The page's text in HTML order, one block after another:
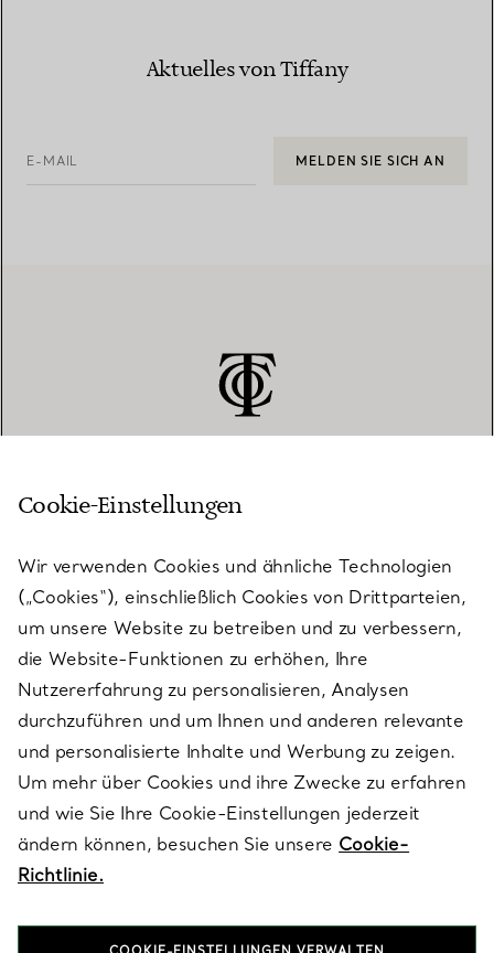
Aktuelles von Tiffany
E-MAIL MELDEN SIE SICH AN
KUNDENSERVICE
SERVICES
ÜBER TIFFANY & CO.
RECHTLICHE HINWEISE
FOLGEN SIE UNS
Cookie-Einstellungen
Wir verwenden Cookies und ähnliche Technologien
(„Cookies“), einschließlich Cookies von Drittparteien,
um unsere Website zu betreiben und zu verbessern,
die Website-Funktionen zu erhöhen, Ihre
Nutzererfahrung zu personalisieren, Analysen
durchzuführen und um Ihnen und anderen relevante
und personalisierte Inhalte und Werbung zu zeigen.
Um mehr über Cookies und ihre Zwecke zu erfahren
und wie Sie Ihre Cookie-Einstellungen jederzeit
ändern können, besuchen Sie unsere Cookie-
Richtlinie.